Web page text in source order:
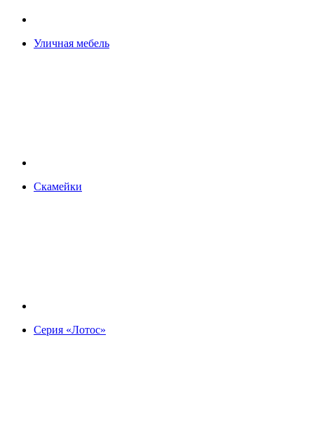
Уличная мебель
Скамейки
Серия «Лотос»